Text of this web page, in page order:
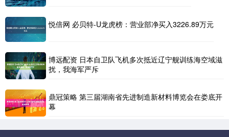
悦倍网 必贝特-U龙虎榜：营业部净买入3226.89万元
博远配资 日本自卫队飞机多次抵近辽宁舰训练海空域滋
扰，我海军严斥
鼎冠策略 第三届湖南省先进制造新材料博览会在娄底开
幕